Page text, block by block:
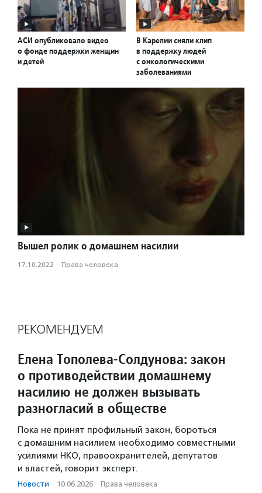
АСИ опубликовало видео
о фонде поддержки женщин
и детей
В Карелии сняли клип
в поддержку людей
с онкологическими
заболеваниями
Вышел ролик о домашнем насилии
17.10.2022 · Права человека
РЕКОМЕНДУЕМ
Елена Тополева-Солдунова: закон
о противодействии домашнему
насилию не должен вызывать
разногласий в обществе
Пока не принят профильный закон, бороться
с домашним насилием необходимо совместными
усилиями НКО, правоохранителей, депутатов
и властей, говорит эксперт.
Новости · 10.06.2026 · Права человека